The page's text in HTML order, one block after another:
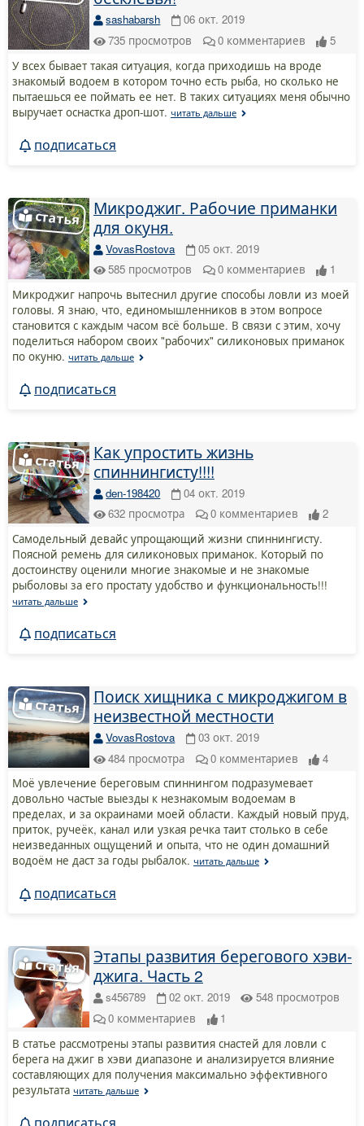
sashabarsh
06 окт. 2019
735 просмотров 0 комментариев
5
У всех бывает такая ситуация, когда приходишь на вроде
знакомый водоем в котором точно есть рыба, но сколько не
пытаешься ее поймать ее нет. В таких ситуациях меня обычно
выручает оснастка дроп-шот. читать дальше
подписаться
Микроджиг. Рабочие приманки
для окуня.
VovasRostova
05 окт. 2019
585 просмотров 0 комментариев
1
Микроджиг напрочь вытеснил другие способы ловли из моей
головы. Я знаю, что, единомышленников в этом вопросе
становится с каждым часом всё больше. В связи с этим, хочу
поделиться набором своих "рабочих" силиконовых приманок
по окуню. читать дальше
подписаться
Как упростить жизнь
спиннингисту!!!!
den-198420
04 окт. 2019
632 просмотра 0 комментариев
2
Самодельный девайс упрощающий жизни спиннингисту.
Поясной ремень для силиконовых приманок. Который по
достоинству оценили многие знакомые и не знакомые
рыболовы за его простату удобство и функциональность!!!
читать дальше
подписаться
Поиск хищника с микроджигом в
неизвестной местности
VovasRostova
03 окт. 2019
484 просмотра 0 комментариев
4
Моё увлечение береговым спиннингом подразумевает
довольно частые выезды к незнакомым водоемам в
пределах, и за окраинами моей области. Каждый новый пруд,
приток, ручеёк, канал или узкая речка таит столько в себе
неизведанных ощущений и опыта, что не один домашний
водоём не даст за годы рыбалок. читать дальше
подписаться
Этапы развития берегового хэви-
джига. Часть 2
s456789 02 окт. 2019 548 просмотров
0 комментариев
1
В статье рассмотрены этапы развития снастей для ловли с
берега на джиг в хэви диапазоне и анализируется влияние
составляющих для получения максимально эффективного
результата читать дальше
подписаться